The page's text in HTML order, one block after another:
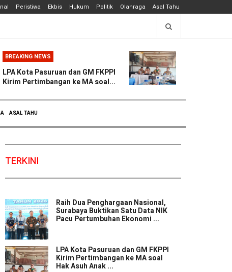
Peristiwa Ekbis Hukum Politik Olahraga Asal Tahu
BREAKING NEWS
LPA Kota Pasuruan dan GM FKPPI
Kirim Pertimbangan ke MA soal...
ASAL TAHU
TERKINI
Raih Dua Penghargaan Nasional,
Surabaya Buktikan Satu Data NIK
Pacu Pertumbuhan Ekonomi ...
LPA Kota Pasuruan dan GM FKPPI
Kirim Pertimbangan ke MA soal
Hak Asuh Anak ...